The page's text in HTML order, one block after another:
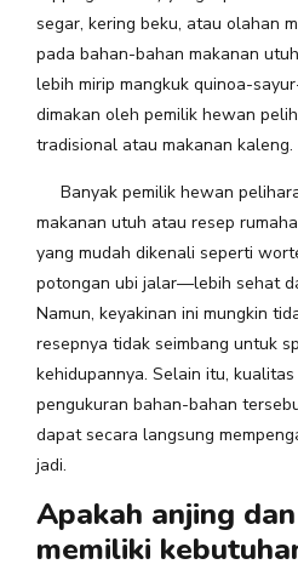
segar, kering beku, atau olahan
pada bahan-bahan makanan
lebih mirip mangkuk quinoa-
dimakan oleh pemilik hewan
tradisional atau makanan kaleng.
Banyak pemilik hewan
makanan utuh atau resep
yang mudah dikenali seperti
potongan ubi jalar—lebih sehat
Namun, keyakinan ini mungkin
resepnya tidak seimbang untuk
kehidupannya. Selain itu,
pengukuran bahan-bahan
dapat secara langsung
jadi.
Apakah anjing
memiliki